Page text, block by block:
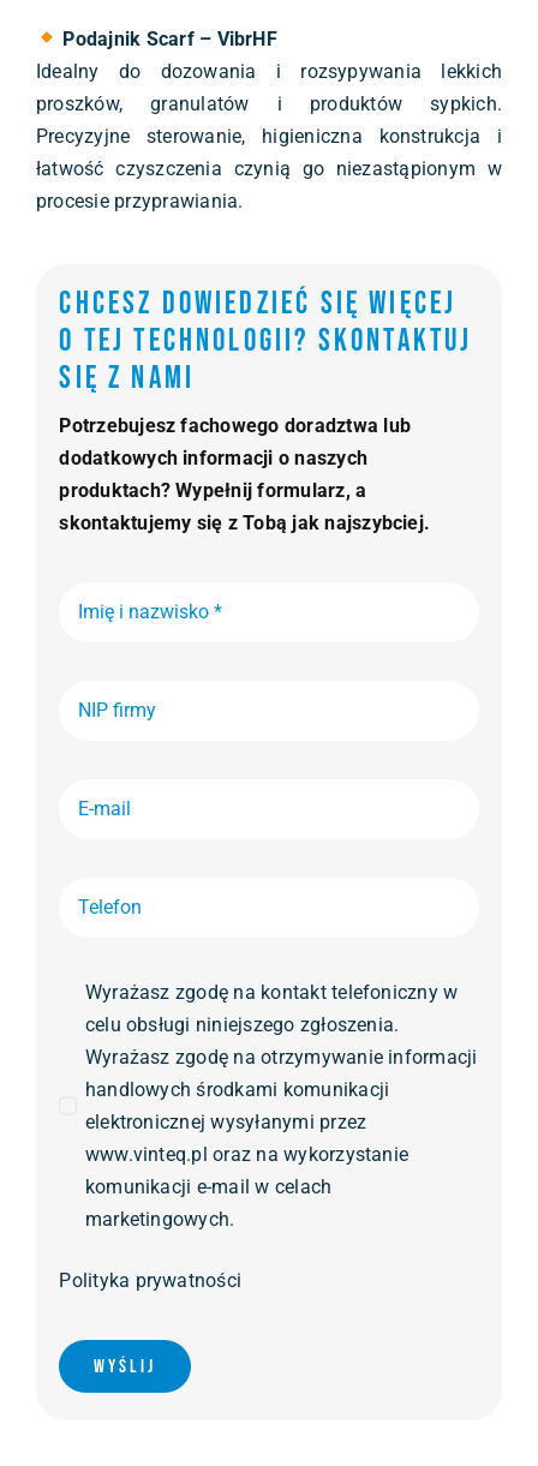
Podajnik Scarf – VibrHF
Idealny do dozowania i rozsypywania lekkich
proszków, granulatów i produktów sypkich.
Precyzyjne sterowanie, higieniczna konstrukcja i
łatwość czyszczenia czynią go niezastąpionym w
procesie przyprawiania.
Chcesz dowiedzieć się więcej
o tej technologii? Skontaktuj
się z nami
Potrzebujesz fachowego doradztwa lub
dodatkowych informacji o naszych
produktach? Wypełnij formularz, a
skontaktujemy się z Tobą jak najszybciej.
Wyrażasz zgodę na kontakt telefoniczny w
celu obsługi niniejszego zgłoszenia.
Wyrażasz zgodę na otrzymywanie informacji
handlowych środkami komunikacji
elektronicznej wysyłanymi przez
www.vinteq.pl oraz na wykorzystanie
komunikacji e-mail w celach
marketingowych.
Polityka prywatności
Wyślij